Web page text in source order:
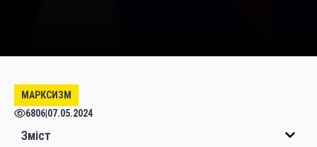
МАРКСИЗМ
6806 07.05.2024
Зміст